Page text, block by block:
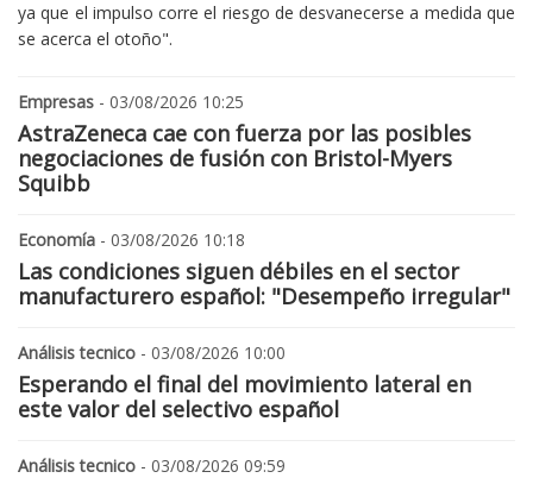
ya que el impulso corre el riesgo de desvanecerse a medida que
se acerca el otoño".
Empresas - 03/08/2026 10:25
AstraZeneca cae con fuerza por las posibles
negociaciones de fusión con Bristol-Myers
Squibb
Economía - 03/08/2026 10:18
Las condiciones siguen débiles en el sector
manufacturero español: "Desempeño irregular"
Análisis tecnico - 03/08/2026 10:00
Esperando el final del movimiento lateral en
este valor del selectivo español
Análisis tecnico - 03/08/2026 09:59